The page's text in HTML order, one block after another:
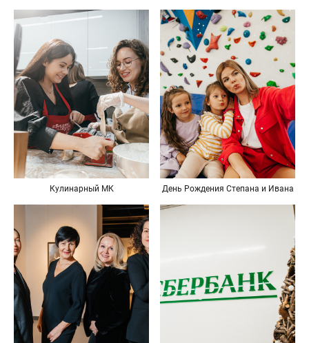
Кулинарный МК День Рождения Степана и Ивана